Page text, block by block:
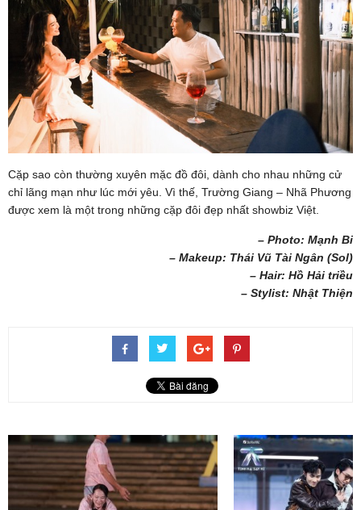
Cặp sao còn thường xuyên mặc đồ đôi, dành cho nhau những cử
chỉ lãng mạn như lúc mới yêu. Vì thế, Trường Giang – Nhã Phương
được xem là một trong những cặp đôi đẹp nhất showbiz Việt.
– Photo: Mạnh Bi
– Makeup: Thái Vũ Tài Ngân (Sol)
– Hair: Hồ Hải triều
– Stylist: Nhật Thiện